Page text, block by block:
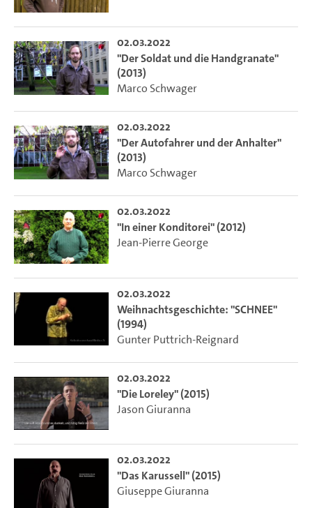
02.03.2022
"Der Soldat und die Handgranate"
(2013)
Marco Schwager
02.03.2022
"Der Autofahrer und der Anhalter"
(2013)
Marco Schwager
02.03.2022
"In einer Konditorei" (2012)
Jean-Pierre George
02.03.2022
Weihnachtsgeschichte: "SCHNEE"
(1994)
Gunter Puttrich-Reignard
02.03.2022
"Die Loreley" (2015)
Jason Giuranna
02.03.2022
"Das Karussell" (2015)
Giuseppe Giuranna